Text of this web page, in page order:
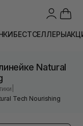
БЕСТСЕЛЛЕРЫ
Natural
Tech Nourishing